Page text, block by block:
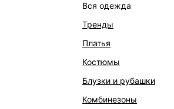
вся одежда
тренды
платья
костюмы
блузки и рубашки
комбинезоны